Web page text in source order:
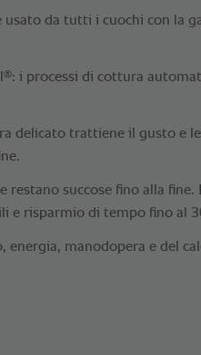
usato da tutti i cuochi con la
®: i processi di cottura
delicato trattiene il gusto e
restano succose fino alla fine.
e risparmio di tempo fino al
energia, manodopera e del